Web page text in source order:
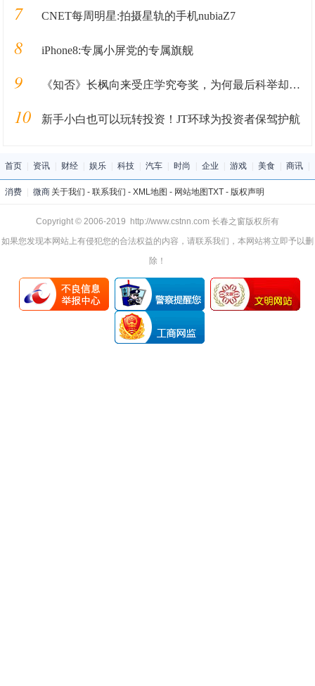
7 CNET每周明星:拍摄星轨的手机nubiaZ7
8 iPhone8:专属小屏党的专属旗舰
9 《知否》长枫向来受庄学究夸奖，为何最后科举却没有考上？
10 新手小白也可以玩转投资！JT环球为投资者保驾护航
首页 资讯 财经 娱乐 科技 汽车 时尚 企业 游戏 美食 商讯
消费 微商 关于我们 - 联系我们 - XML地图 - 网站地图TXT- 版权声明
Copyright © 2006-2019 http://www.cstnn.com 长春之窗版权所有
如果您发现本网站上有侵犯您的合法权益的内容，请联系我们，本网站将立即予以删
除！